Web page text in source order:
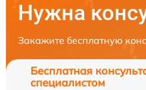
Нужна
Закажите бесплатную
Бесплатная
специалистом